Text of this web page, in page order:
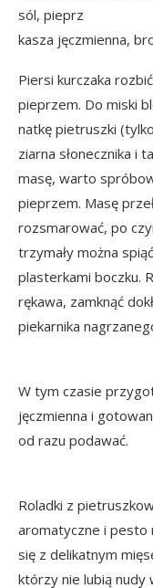
sól, pieprz
kasza jęczmienna,
Piersi kurczaka
pieprzem. Do miski
natkę pietruszki
ziarna słonecznika i
masę, warto
pieprzem. Masę
rozsmarować, po
trzymały można
plasterkami boczku.
rękawa, zamknąć
piekarnika
W tym czasie
jęczmienna i
od razu podawać.
Roladki z
aromatyczne i pesto
się z delikatnym
którzy nie lubią nudy